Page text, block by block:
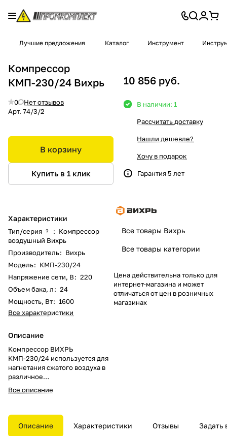
Лучшие предложения Каталог Инструмент
Компрессор
КМП-230/24 Вихрь
0
Нет отзывов
Арт. 74/3/2
В корзину
Купить в 1 клик
Характеристики
Тип/серия ? : Компрессор
воздушный Вихрь
Производитель: Вихрь
Модель: КМП-230/24
Напряжение сети, В: 220
Объем бака, л: 24
Мощность, Вт: 1600
Все характеристики
Описание
Компрессор ВИХРЬ
КМП-230/24 используется для
нагнетания сжатого воздуха в
различное
пневмооборудование в ходе
строительно-ремонтных работ в
Максимальная
производительность
компрессора 230 литров в
Все описание
10 856 руб.
В наличии: 1
Рассчитать доставку
Нашли дешевле?
Хочу в подарок
Гарантия 5 лет
Все товары Вихрь
Все товары категории
Цена действительна только для
интернет-магазина и может
отличаться от цен в розничных
магазинах
Описание Характеристики Отзывы Задать